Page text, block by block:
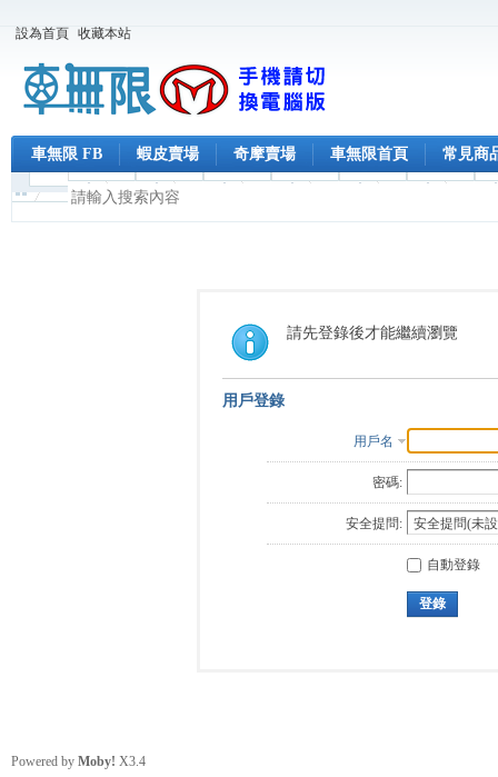
設為首頁 收藏本站
車無限 FB 蝦皮賣場 奇摩賣場 車無限首頁 常見商
請先登錄後才能繼續瀏覽
用戶登錄
用戶名
密碼:
安全提問:
自動登錄
登錄
Powered by Moby! X3.4